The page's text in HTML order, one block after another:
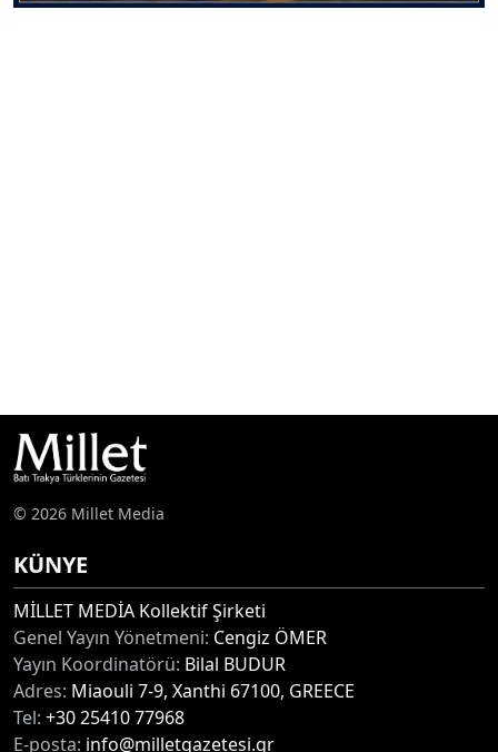
© 2026 Millet Media
KÜNYE
MİLLET MEDİA Kollektif Şirketi
Genel Yayın Yönetmeni: Cengiz ÖMER
Yayın Koordinatörü: Bilal BUDUR
Adres: Miaouli 7-9, Xanthi 67100, GREECE
Tel: +30 25410 77968
E-posta: info@milletgazetesi.gr